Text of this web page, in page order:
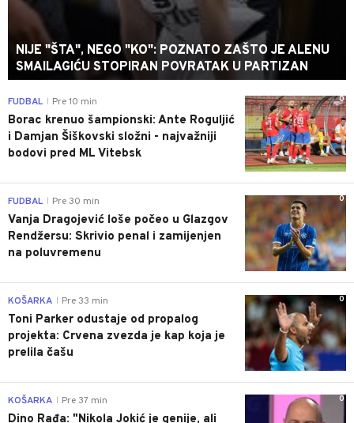
NIJE "ŠTA", NEGO "KO": POZNATO ZAŠTO JE ALENU
SMAILAGIĆU STOPIRAN POVRATAK U PARTIZAN
0
FUDBAL Pre 10 min
Borac krenuo šampionski: Ante Roguljić
i Damjan Šiškovski složni - najvažniji
bodovi pred ML Vitebsk
0
FUDBAL Pre 30 min
Vanja Dragojević loše počeo u Glazgov
Rendžersu: Skrivio penal i zamijenjen
na poluvremenu
0
KOŠARKA Pre 33 min
Toni Parker odustaje od propalog
projekta: Crvena zvezda je kap koja je
prelila čašu
0
KOŠARKA Pre 37 min
Dino Rađa: "Nikola Jokić je genije, ali